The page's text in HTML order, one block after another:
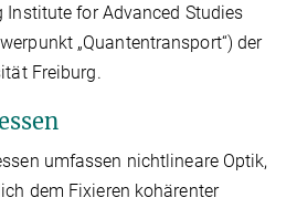
Institute for Advanced Studies
„Quantentransport“) der
Freiburg.
umfassen nichtlineare Optik,
dem Fixieren kohärenter